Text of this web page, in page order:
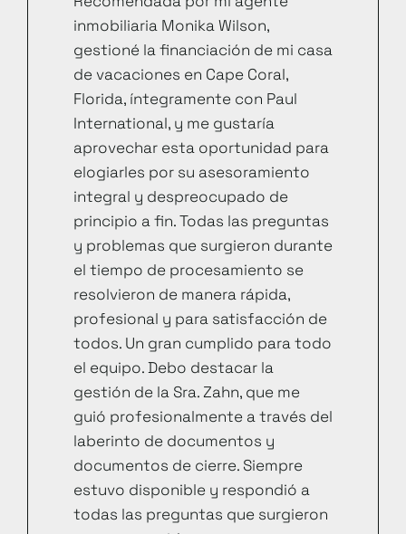
inmobiliaria Monika Wilson,
gestioné la financiación de mi casa
de vacaciones en Cape Coral,
Florida, íntegramente con Paul
International, y me gustaría
aprovechar esta oportunidad para
elogiarles por su asesoramiento
integral y despreocupado de
principio a fin. Todas las preguntas
y problemas que surgieron durante
el tiempo de procesamiento se
resolvieron de manera rápida,
profesional y para satisfacción de
todos. Un gran cumplido para todo
el equipo. Debo destacar la
gestión de la Sra. Zahn, que me
guió profesionalmente a través del
laberinto de documentos y
documentos de cierre. Siempre
estuvo disponible y respondió a
todas las preguntas que surgieron